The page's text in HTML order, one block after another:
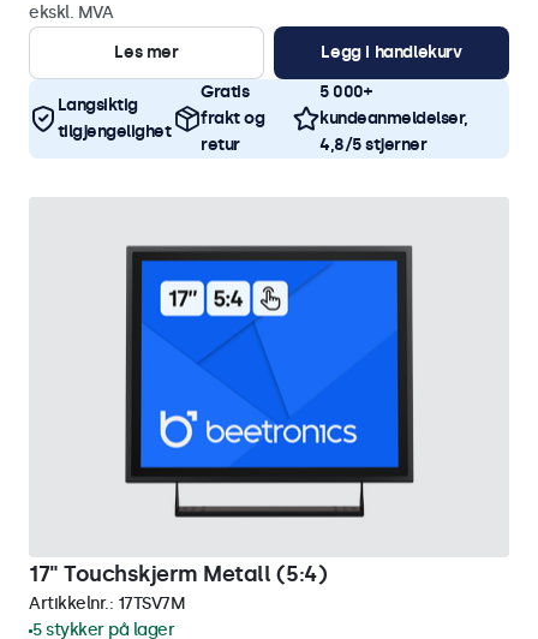
ekskl. MVA
Les mer
Legg i handlekurv
Langsiktig
tilgjengelighet
Gratis
frakt og
retur
5 000+
kundeanmeldelser,
4,8/5 stjerner
17" Touchskjerm Metall (5:4)
Artikkelnr.: 17TSV7M
5 stykker på lager